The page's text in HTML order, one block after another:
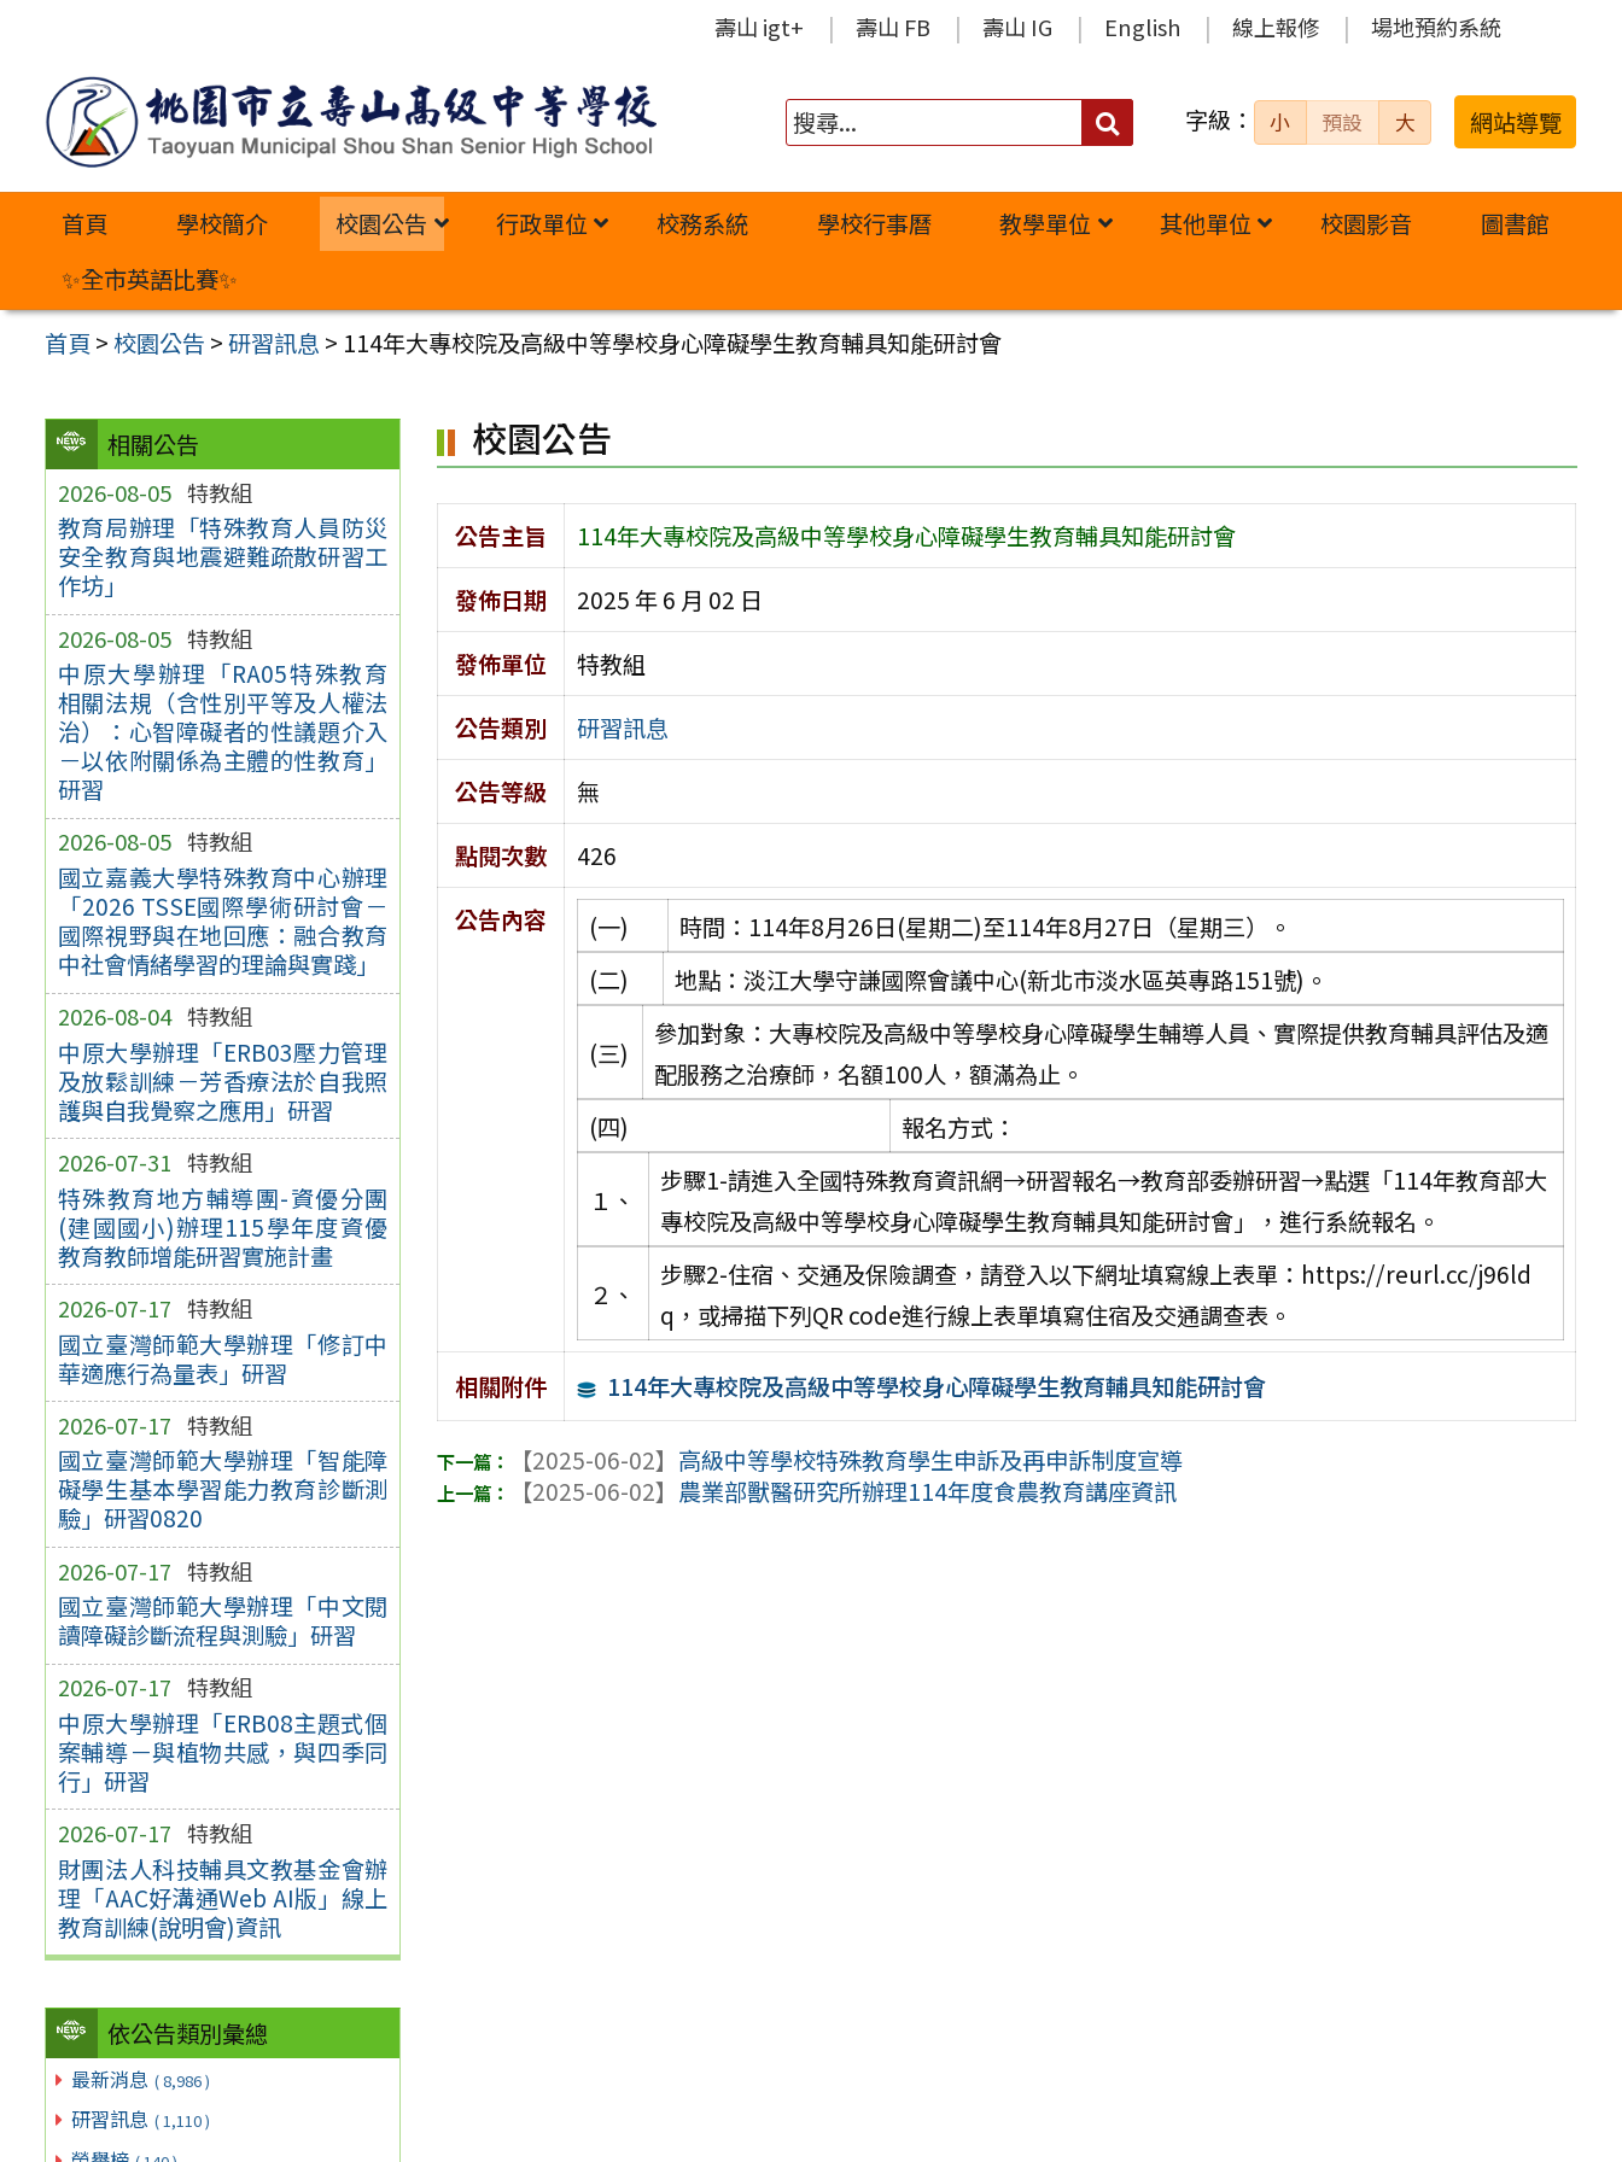
內
壽山 igt+ 壽山 FB 壽山 IG English 線上報修 場地預約系統
搜
字級： 小 預設 大 網站導覽
首頁 學校簡介 校園公告 行政單位 校務系統 學校行事曆 教學單位 其他單位 校園影音
圖書館
✨全市英語比賽✨
首頁 >校園公告 >研習訊息 > 114年大專校院及高級中等學校身心障礙學生教育輔具知能研討會
相關公告
2026-08-05 特教組
教育局辦理「特殊教育人員防災
安全教育與地震避難疏散研習工
作坊」
2026-08-05 特教組
中原大學辦理「RA05特殊教育
相關法規（含性別平等及人權法
治）：心智障礙者的性議題介入
－以依附關係為主體的性教育」
研習
2026-08-05 特教組
國立嘉義大學特殊教育中心辦理
「2026 TSSE國際學術研討會－
國際視野與在地回應：融合教育
中社會情緒學習的理論與實踐」
2026-08-04 特教組
中原大學辦理「ERB03壓力管理
及放鬆訓練－芳香療法於自我照
護與自我覺察之應用」研習
2026-07-31 特教組
特殊教育地方輔導團-資優分團
(建國國小)辦理115學年度資優
教育教師增能研習實施計畫
2026-07-17 特教組
國立臺灣師範大學辦理「修訂中
華適應行為量表」研習
2026-07-17 特教組
國立臺灣師範大學辦理「智能障
礙學生基本學習能力教育診斷測
驗」研習0820
2026-07-17 特教組
國立臺灣師範大學辦理「中文閱
讀障礙診斷流程與測驗」研習
2026-07-17 特教組
中原大學辦理「ERB08主題式個
案輔導－與植物共感，與四季同
行」研習
2026-07-17 特教組
財團法人科技輔具文教基金會辦
理「AAC好溝通Web AI版」線上
教育訓練(說明會)資訊
依公告類別彙總
最新消息 ( 8,986 )
研習訊息 ( 1,110 )
校園公告
公告主旨
114年大專校院及高級中等學校身心障礙學生教育輔具知能研討會
發佈日期
2025 年 6 月 02 日
發佈單位
特教組
公告類別
研習訊息
公告等級
無
點閱次數
426
公告內容
(一)
時間：114年8月26日(星期二)至114年8月27日（星期三）。
(二)
地點：淡江大學守謙國際會議中心(新北市淡水區英專路151號)。
(三)
參加對象：大專校院及高級中等學校身心障礙學生輔導人員、實際提供教育輔具評估及適
配服務之治療師，名額100人，額滿為止。
(四)
報名方式：
１、
步驟1-請進入全國特殊教育資訊網→研習報名→教育部委辦研習→點選「114年教育部大
專校院及高級中等學校身心障礙學生教育輔具知能研討會」，進行系統報名。
２、
步驟2-住宿、交通及保險調查，請登入以下網址填寫線上表單：https://reurl.cc/j96ld
q，或掃描下列QR code進行線上表單填寫住宿及交通調查表。
相關附件 114年大專校院及高級中等學校身心障礙學生教育輔具知能研討會
【2025-06-02】 高級中等學校特殊教育學生申訴及再申訴制度宣導
【2025-06-02】 農業部獸醫研究所辦理114年度食農教育講座資訊